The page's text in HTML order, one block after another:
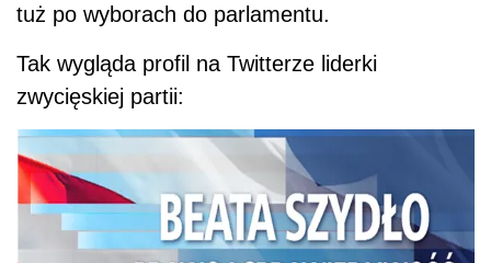
tuż po wyborach do parlamentu.
Tak wygląda profil na Twitterze liderki
zwycięskiej partii: